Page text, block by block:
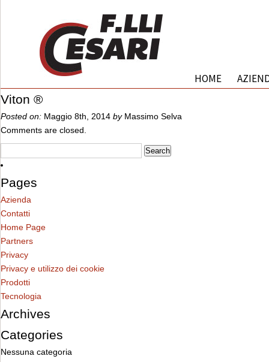
HOME
Viton ®
Posted on: Maggio 8th, 2014 byMassimo Selva
Comments are closed.
Pages
Azienda
Contatti
Home Page
Partners
Privacy
Privacy e utilizzo dei cookie
Prodotti
Tecnologia
Archives
Categories
Nessuna categoria